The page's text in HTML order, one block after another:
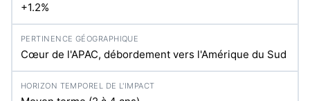
+1.2%
Cœur de l'APAC, débordement vers l'Amérique du Sud